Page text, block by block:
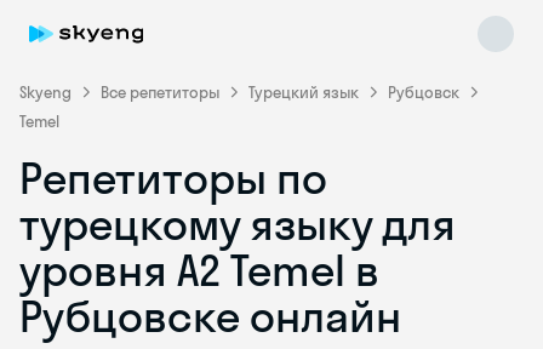
Skyeng Все репетиторы Турецкий язык
Рубцовск
Temel
Репетиторы по
турецкому языку для
уровня A2 Temel в
Рубцовске онлайн
Skyeng Chat
online